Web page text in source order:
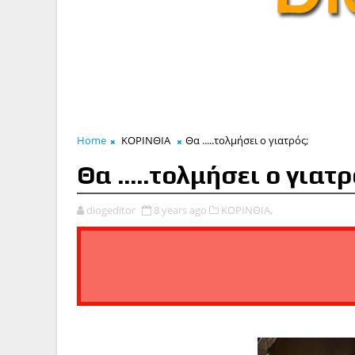
Home ΚΟΡΙΝΘΙΑ Θα .....τολμήσει ο γιατρός;
Θα .....τολμήσει ο
diogeditor 8 years ago ΚΟΡΙΝΘΙΑ,